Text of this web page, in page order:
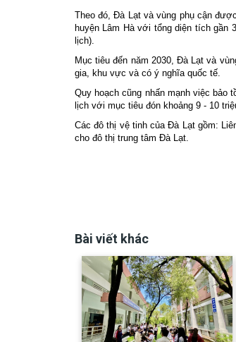
Theo đó, Đà Lạt và vùng phụ cận
huyện Lâm Hà với tổng diện tích gần
lịch).
Mục tiêu đến năm 2030, Đà Lạt và
gia, khu vực và có ý nghĩa quốc tế.
Quy hoạch cũng nhấn mạnh việc bảo
lịch với mục tiêu đón khoảng 9 - 10
Các đô thị vệ tinh của Đà Lạt gồm:
cho đô thị trung tâm Đà Lạt.
Bài viết khác